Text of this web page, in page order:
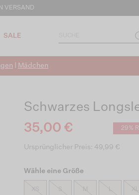
VERSAND
SALE
Mädchen
Schwarzes
35,00 €
29%
Ursprünglicher Preis: 49,99 €
Wähle eine Größe
XS M XL